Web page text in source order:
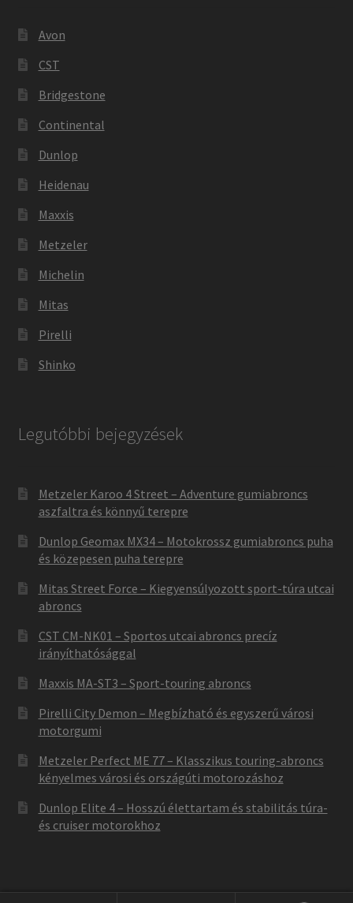
Avon
CST
Bridgestone
Continental
Dunlop
Heidenau
Maxxis
Metzeler
Michelin
Mitas
Pirelli
Shinko
Legutóbbi bejegyzések
Metzeler Karoo 4 Street – Adventure gumiabroncs
aszfaltra és könnyű terepre
Dunlop Geomax MX34 – Motokrossz gumiabroncs puha
és közepesen puha terepre
Mitas Street Force – Kiegyensúlyozott sport-túra utcai
abroncs
CST CM-NK01 – Sportos utcai abroncs precíz
irányíthatósággal
Maxxis MA-ST3 – Sport-touring abroncs
Pirelli City Demon – Megbízható és egyszerű városi
motorgumi
Metzeler Perfect ME 77 – Klasszikus touring-abroncs
kényelmes városi és országúti motorozáshoz
Dunlop Elite 4 – Hosszú élettartam és stabilitás túra-
és cruiser motorokhoz